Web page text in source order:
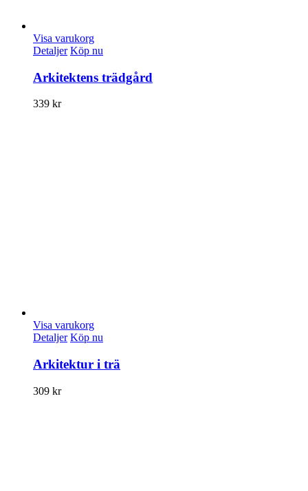
Visa varukorg
Detaljer Köp nu
Arkitektens trädgård
339 kr
Visa varukorg
Detaljer Köp nu
Arkitektur i trä
309 kr